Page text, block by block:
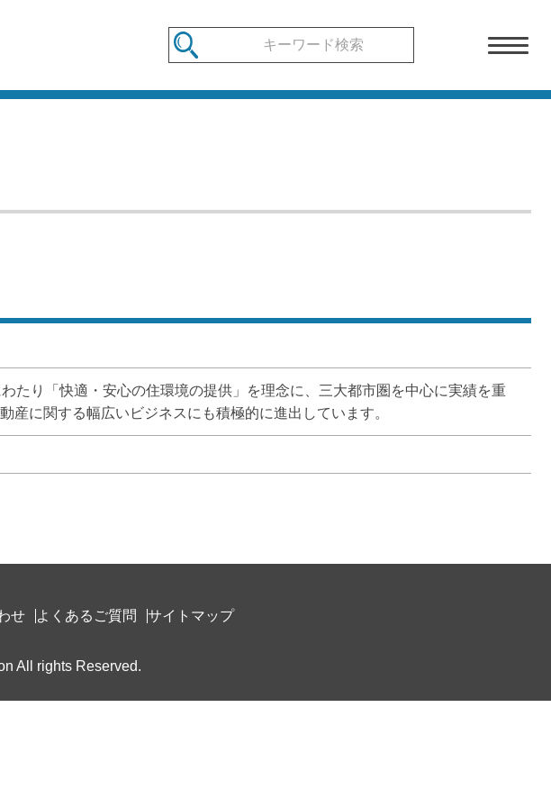
たり「快適・安心の住環境の提供」を理念に、三大都市圏を中心に実績を重
に関する幅広いビジネスにも積極的に進出しています。
せ よくあるご質問 サイトマップ
All rights Reserved.